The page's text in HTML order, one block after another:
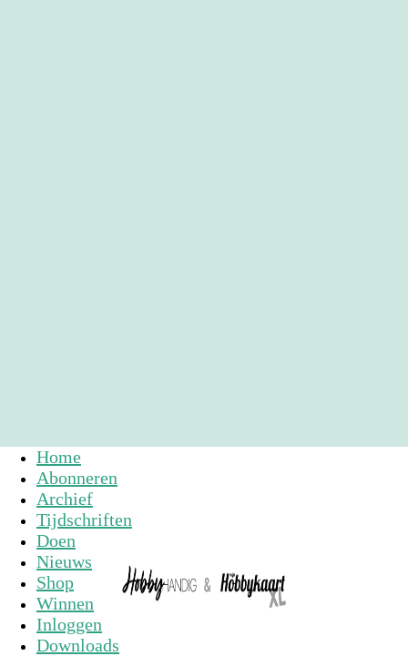
Home
Abonneren
Archief
Tijdschriften
Doen
Nieuws
Shop
Winnen
Inloggen
Downloads